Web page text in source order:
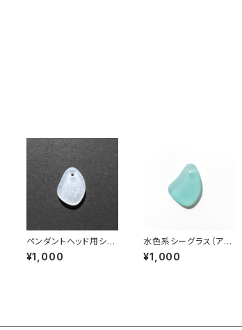
ペンダントヘッド用シー
グラス素材(白色) AS-1
3
¥1,000
水色系シーグラス（アク
セサリー用素材）AS-11
¥1,000